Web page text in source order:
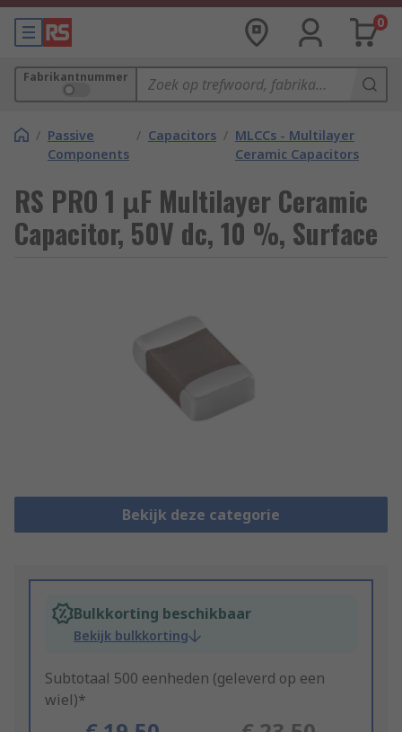
0
Fabrikantnummer
/ Passive
Components
/ Capacitors / MLCCs - Multilayer
Ceramic Capacitors
RS PRO 1 μF Multilayer Ceramic
Capacitor, 50V dc, 10 %, Surface
Bekijk deze categorie
Bulkkorting beschikbaar
Bekijk bulkkorting
Subtotaal 500 eenheden (geleverd op een
wiel)*